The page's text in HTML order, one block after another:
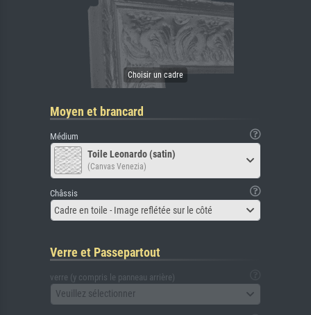
Moyen et brancard
Médium
Toile Leonardo (satin)
(Canvas Venezia)
Châssis
Cadre en toile - Image reflétée sur le côté
Verre et Passepartout
verre (y compris le panneau arrière)
Veuillez sélectionner